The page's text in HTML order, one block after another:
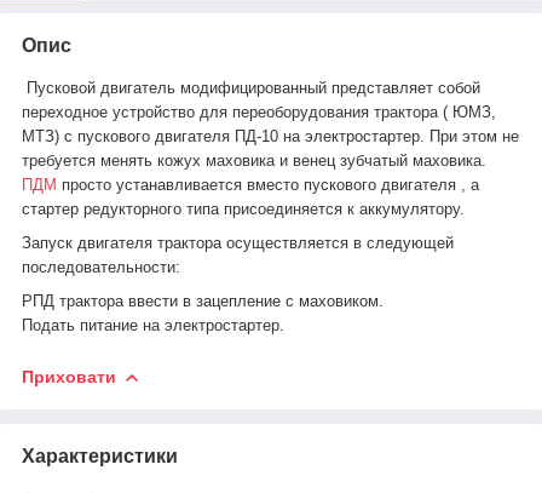
Опис
Пусковой двигатель модифицированный представляет собой
переходное устройство для переоборудования трактора ( ЮМЗ,
МТЗ) с пускового двигателя ПД-10 на электростартер. При этом не
требуется менять кожух маховика и венец зубчатый маховика.
ПДМ просто устанавливается вместо пускового двигателя , а
стартер редукторного типа присоединяется к аккумулятору.
Запуск двигателя трактора осуществляется в следующей
последовательности:
РПД трактора ввести в зацепление с маховиком.
Подать питание на электростартер.
Приховати
Характеристики